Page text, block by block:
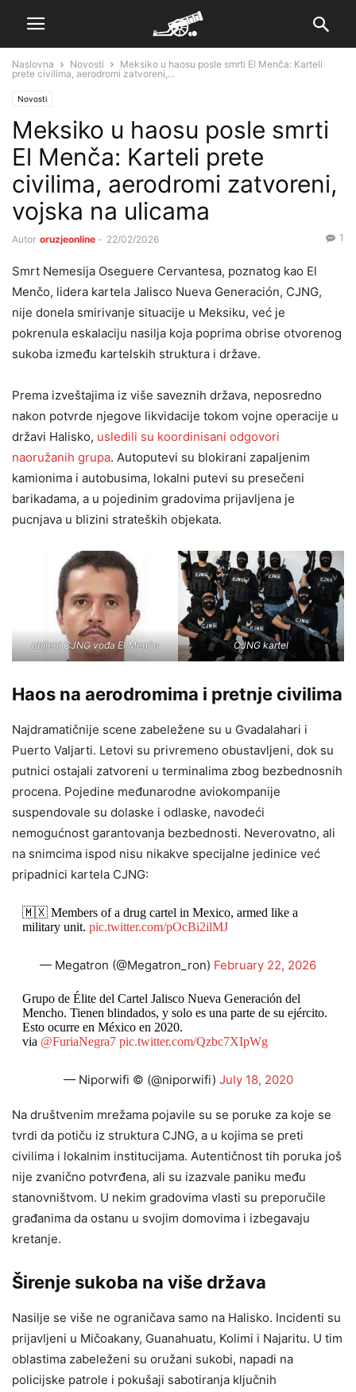
Naslovna Novosti
Meksiko u haosu posle smrti El Menča: Karteli
prete civilima, aerodromi zatvoreni,...
Novosti
Meksiko u haosu posle smrti
El Menča: Karteli prete
civilima, aerodromi zatvoreni,
vojska na ulicama
Autor oruzjeonline - 22/02/2026 1
Smrt Nemesija Oseguerе Cervantesa, poznatog kao El
Menčo, lidera kartela Jalisco Nueva Generación, CJNG,
nije donela smirivanje situacije u Meksiku, već je
pokrenula eskalaciju nasilja koja poprima obrise otvorenog
sukoba između kartelskih struktura i države.
Prema izveštajima iz više saveznih država, neposredno
nakon potvrde njegove likvidacije tokom vojne operacije u
državi Halisko, usledili su koordinisani odgovori
naoružanih grupa. Autoputevi su blokirani zapaljenim
kamionima i autobusima, lokalni putevi su presečeni
barikadama, a u pojedinim gradovima prijavljena je
pucnjava u blizini strateških objekata.
ubijeni CJNG vođa El Menčo CJNG kartel
Haos na aerodromima i pretnje civilima
Najdramatičnije scene zabeležene su u Gvadalahari i
Puerto Valjarti. Letovi su privremeno obustavljeni, dok su
putnici ostajali zatvoreni u terminalima zbog bezbednosnih
procena. Pojedine međunarodne aviokompanije
suspendovale su dolaske i odlaske, navodeći
nemogućnost garantovanja bezbednosti. Neverovatno, ali
na snimcima ispod nisu nikakve specijalne jedinice već
pripadnici kartela CJNG:
🇲🇽 Members of a drug cartel in Mexico, armed like a
military unit. pic.twitter.com/pOcBi2ilMJ
— Megatron (@Megatron_ron) February 22, 2026
Grupo de Élite del Cartel Jalisco Nueva Generación del
Mencho. Tienen blindados, y solo es una parte de su ejército.
Esto ocurre en México en 2020.
via @FuriaNegra7 pic.twitter.com/Qzbc7XIpWg
— Niporwifi © (@niporwifi) July 18, 2020
Na društvenim mrežama pojavile su se poruke za koje se
tvrdi da potiču iz struktura CJNG, a u kojima se preti
civilima i lokalnim institucijama. Autentičnost tih poruka još
nije zvanično potvrđena, ali su izazvale paniku među
stanovništvom. U nekim gradovima vlasti su preporučile
građanima da ostanu u svojim domovima i izbegavaju
kretanje.
Širenje sukoba na više država
Nasilje se više ne ograničava samo na Halisko. Incidenti su
prijavljeni u Mičoakanу, Guanahuatu, Kolimi i Najaritu. U tim
oblastima zabeleženi su oružani sukobi, napadi na
policijske patrole i pokušaji sabotiranja ključnih